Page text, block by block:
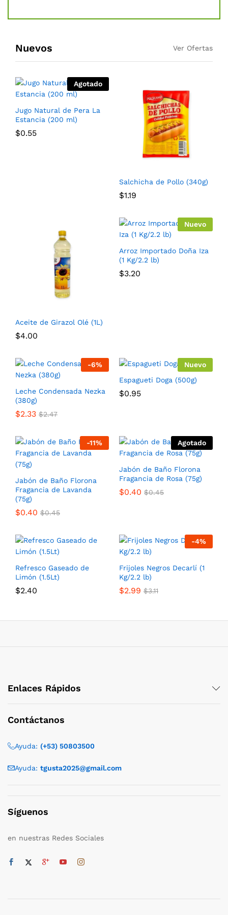
Nuevos Ver Ofertas
Agotado
Jugo Natural de Pera La
Estancia (200 ml)
$0.55
Salchicha de Pollo (340g)
$1.19
Aceite de Girazol Olé (1L)
$4.00
Nuevo
Arroz Importado Doña Iza
(1 Kg/2.2 lb)
$3.20
-6%
Leche Condensada Nezka
(380g)
$2.33 $2.47
Nuevo
Espagueti Doga (500g)
$0.95
-11%
Jabón de Baño Florona
Fragancia de Lavanda
(75g)
$0.40 $0.45
Agotado
Jabón de Baño Florona
Fragancia de Rosa (75g)
$0.40 $0.45
Refresco Gaseado de
Limón (1.5Lt)
$2.40
-4%
Frijoles Negros Decarlí (1
Kg/2.2 lb)
$2.99 $3.11
Enlaces Rápidos
Contáctanos
Ayuda: (+53) 50803500
Ayuda: tgusta2025@gmail.com
Síguenos
en nuestras Redes Sociales